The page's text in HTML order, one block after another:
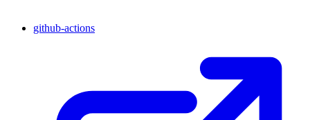
github-actions